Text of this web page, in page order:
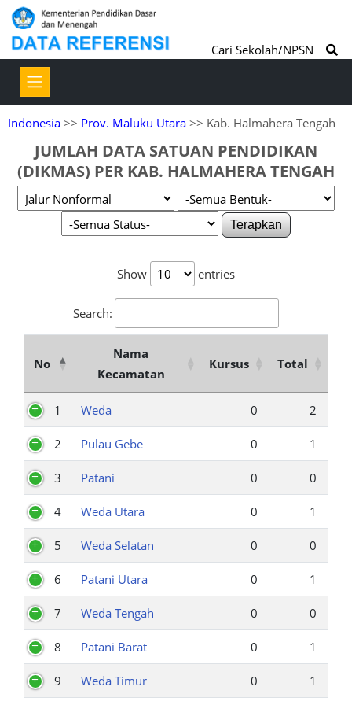
Cari Sekolah/NPSN
Indonesia >> Prov. Maluku Utara >> Kab. Halmahera Tengah
JUMLAH DATA SATUAN PENDIDIKAN
(DIKMAS) PER KAB. HALMAHERA TENGAH
Terapkan
Show entries
Search:
No
Nama
Kecamatan
Kursus Total
1 Weda 0 2
2 Pulau Gebe 0 1
3 Patani 0 0
4 Weda Utara 0 1
5 Weda Selatan 0 0
6 Patani Utara 0 1
7 Weda Tengah 0 0
8 Patani Barat 0 1
9 Weda Timur 0 1